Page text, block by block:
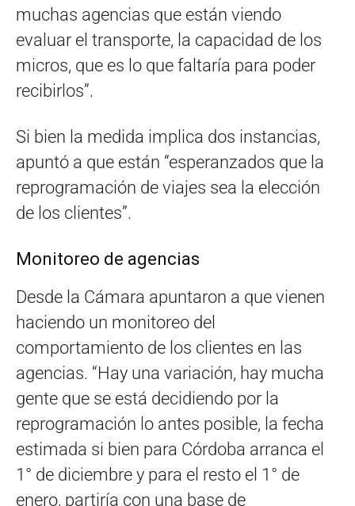
muchas agencias que están viendo
evaluar el transporte, la capacidad de los
micros, que es lo que faltaría para poder
recibirlos”.
Si bien la medida implica dos instancias,
apuntó a que están “esperanzados que la
reprogramación de viajes sea la elección
de los clientes”.
Monitoreo de agencias
Desde la Cámara apuntaron a que vienen
haciendo un monitoreo del
comportamiento de los clientes en las
agencias. “Hay una variación, hay mucha
gente que se está decidiendo por la
reprogramación lo antes posible, la fecha
estimada si bien para Córdoba arranca el
1° de diciembre y para el resto el 1° de
enero, partiría con una base de